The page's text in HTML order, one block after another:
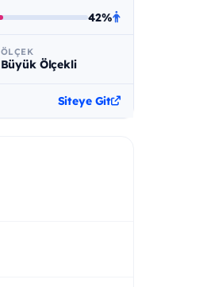
42%
ÖLÇEK
Büyük Ölçekli
Siteye Git